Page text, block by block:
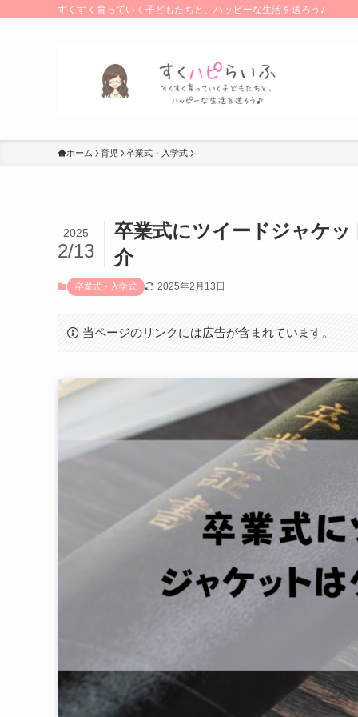
すくすく育っていく子どもたちと、ハッピーな生活を送ろう♪
ホーム 育児 卒業式・入学式
卒業式にツイードジャケ
介
2025
2/13
卒業式・入学式 2025年2月13日
当ページのリンクには広告が含まれています。